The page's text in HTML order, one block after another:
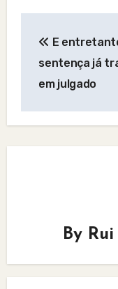
E
sentença já
em julgado
By